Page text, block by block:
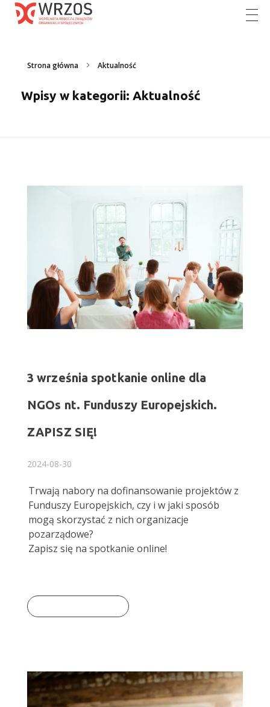
Strona główna Aktualność
Wpisy w kategorii: Aktualność
3 września spotkanie online dla
NGOs nt. Funduszy Europejskich.
ZAPISZ SIĘ!
2024-08-30
Trwają nabory na dofinansowanie projektów z
Funduszy Europejskich, czy i w jaki sposób
mogą skorzystać z nich organizacje
pozarządowe?
Zapisz się na spotkanie online!